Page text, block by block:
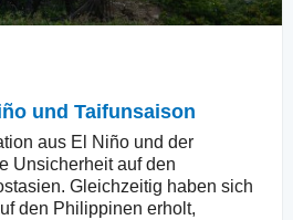
und Taifunsaison
aus El Niño und der
Unsicherheit auf den
Gleichzeitig haben sich
den Philippinen erholt,